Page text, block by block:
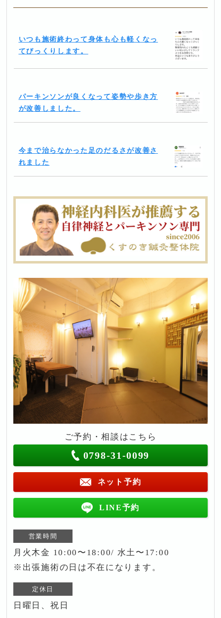
いつも施術終わって身体も心も軽くなっ
てびっくりします。
パーキンソンが良くなって姿勢や歩き方
が改善しました。
今まで治らなかった足のだるさが改善さ
れました
ご予約・相談はこちら
0798-31-0099
ネット予約
LINE予約
営業時間
月火木金 10:00〜18:00/ 水土〜17:00
※出張施術の日は不在になります。
定休日
日曜日、祝日